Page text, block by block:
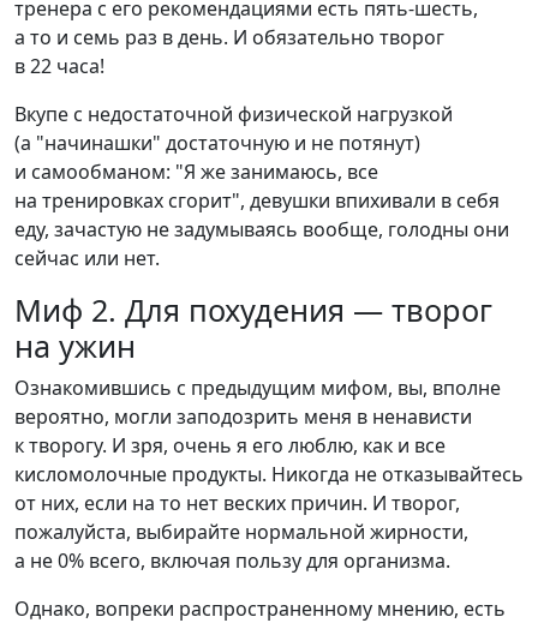
тренера с его рекомендациями есть пять-шесть,
а то и семь раз в день. И обязательно творог
в 22 часа!
Вкупе с недостаточной физической нагрузкой
(а "начинашки" достаточную и не потянут)
и самообманом: "Я же занимаюсь, все
на тренировках сгорит", девушки впихивали в себя
еду, зачастую не задумываясь вообще, голодны они
сейчас или нет.
Миф 2. Для похудения — творог
на ужин
Ознакомившись с предыдущим мифом, вы, вполне
вероятно, могли заподозрить меня в ненависти
к творогу. И зря, очень я его люблю, как и все
кисломолочные продукты. Никогда не отказывайтесь
от них, если на то нет веских причин. И творог,
пожалуйста, выбирайте нормальной жирности,
а не 0% всего, включая пользу для организма.
Однако, вопреки распространенному мнению, есть